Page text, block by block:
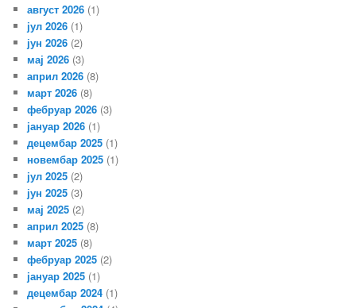
август 2026 (1)
јул 2026 (1)
јун 2026 (2)
мај 2026 (3)
април 2026 (8)
март 2026 (8)
фебруар 2026 (3)
јануар 2026 (1)
децембар 2025 (1)
новембар 2025 (1)
јул 2025 (2)
јун 2025 (3)
мај 2025 (2)
април 2025 (8)
март 2025 (8)
фебруар 2025 (2)
јануар 2025 (1)
децембар 2024 (1)